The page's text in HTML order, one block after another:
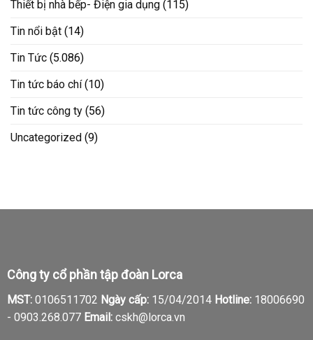
Thiết bị nhà bếp- Điện gia dụng (115)
Tin nổi bật (14)
Tin Tức (5.086)
Tin tức báo chí(10)
Tin tức công ty (56)
Uncategorized (9)
Công ty cổ phần tập đoàn Lorca
MST:0106511702 Ngày cấp:15/04/2014 Hotline:18006690
- 0903.268.077 Email:cskh@lorca.vn